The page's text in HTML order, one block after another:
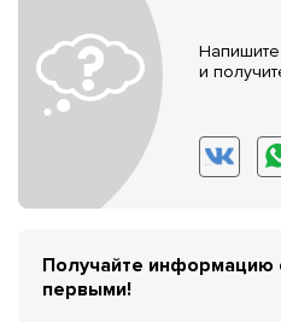
Напишите
и
Получайте информацию
первыми!